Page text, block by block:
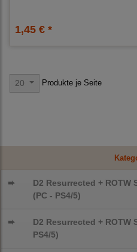
➨
D2 Resurrected +
(PC - PS4/5)
➨
D2 Resurrected + ROTW
PS4/5)
1,45 € *
20 Produkte je Seite